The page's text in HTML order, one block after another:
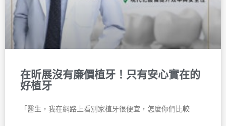
在昕展沒有廉價植牙！只有安心實在的
好植牙
󠀠「醫生，我在網路上看別家植牙很便宜，怎麼你們比較